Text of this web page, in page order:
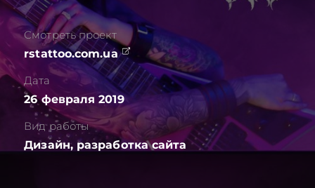
Смотреть проект
rstattoo.com.ua
Дата
26 февраля 2019
Вид работы
Дизайн, разработка сайта